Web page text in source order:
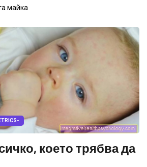
майка
което трябва да